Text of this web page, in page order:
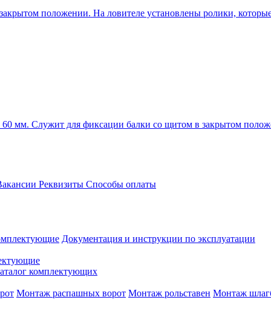
положении. На ловителе установлены ролики,
60 мм. Служит для фиксации балки со щитом в закрытом
Реквизиты Способы оплаты
Документация и инструкции по эксплуатации
комплектующих
Монтаж распашных ворот Монтаж рольставен Монтаж